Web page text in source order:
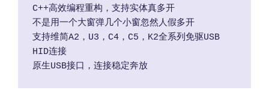
C++高效编程重构，支持实体真多开
不是用一个大窗弹几个小窗忽然人假多开
支持维简A2，U3，C4，C5，K2全系列免驱USB
HID连接
原生USB接口，连接稳定奔放